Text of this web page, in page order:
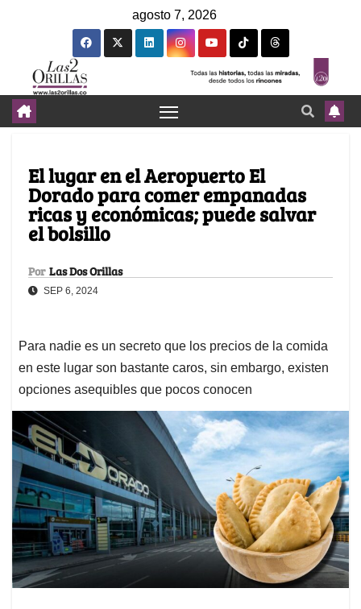
agosto 7, 2026
El lugar en el Aeropuerto El
Dorado para comer empanadas
ricas y económicas; puede salvar
el bolsillo
Por Las Dos Orillas
SEP 6, 2024
Para nadie es un secreto que los precios de la comida
en este lugar son bastante caros, sin embargo, existen
opciones asequibles que pocos conocen